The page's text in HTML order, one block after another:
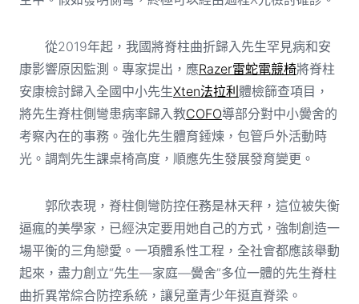
從2019年起，我國將脊柱曲折歸入先生罕見病和安
康影響原因監測。專家提出，應Razer雷蛇電競椅將脊柱
安康檢討歸入全國中小先生Xten法拉利體檢篩查項目，
將先生脊柱側彎患病率歸入教COFO導部分對中小黌舍的
考察內在的事務。強化先生體育錘煉，包管戶外活動時
光。調劑先生課桌椅高度，順應先生發展發育變更。
郭欣表現，脊柱側彎防控任務是林天秤，這位被失衡
逼瘋的美學家，已經決定要用她自己的方式，強制創造一
場平衡的三角戀愛。一項體系性工程，全社會都應該舉動
起來，盡力創立“先生—家庭—黌舍”多位一體的先生脊柱
曲折異常綜合防控系統，讓兒童青少年挺直脊梁。